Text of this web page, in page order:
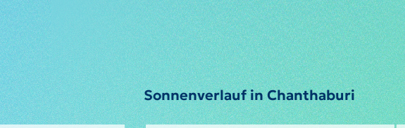
Sonnenverlauf in Chanthaburi